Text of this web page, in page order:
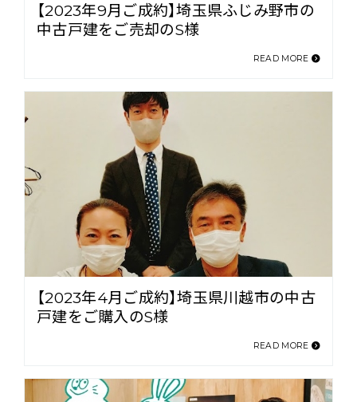
【2023年9月ご成約】埼玉県ふじみ野市の
中古戸建をご売却のS様
READ MORE
【2023年4月ご成約】埼玉県川越市の中古
戸建をご購入のS様
READ MORE